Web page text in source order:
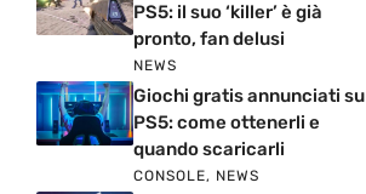
PS5: il suo ‘killer’ è già
pronto, fan delusi
NEWS
Giochi gratis annunciati su
PS5: come ottenerli e
quando scaricarli
CONSOLE, NEWS